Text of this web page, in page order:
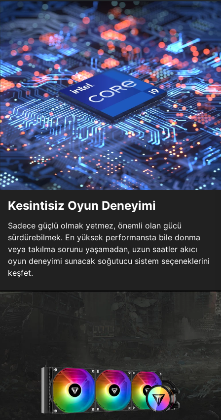
Kesintisiz Oyun Deneyimi
Sadece güçlü olmak yetmez, önemli olan gücü
sürdürebilmek. En yüksek performansta bile donma
veya takılma sorunu yaşamadan, uzun saatler akıcı
oyun deneyimi sunacak soğutucu sistem seçeneklerini
keşfet.